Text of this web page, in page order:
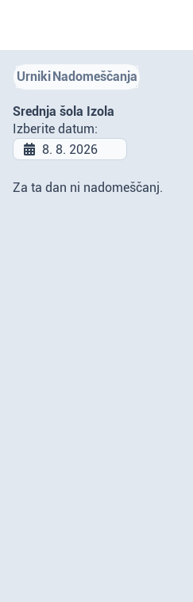
UrnikiNadomeščanja
Srednja šola Izola
Izberite datum:
Za ta dan ni nadomeščanj.